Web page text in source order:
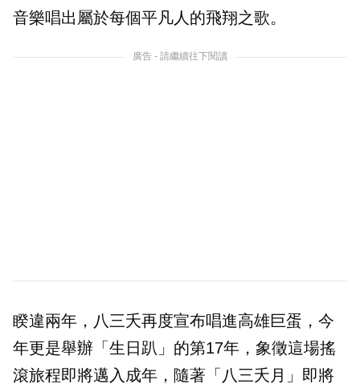
音樂唱出屬於每個平凡人的飛翔之歌。
廣告 - 請繼續往下閱讀
睽違兩年，八三夭再度宣布唱進高雄巨蛋，今
年更是舉辦「生日趴」的第17年，象徵這場搖
滾旅程即將邁入成年，隨著「八三夭月」即將